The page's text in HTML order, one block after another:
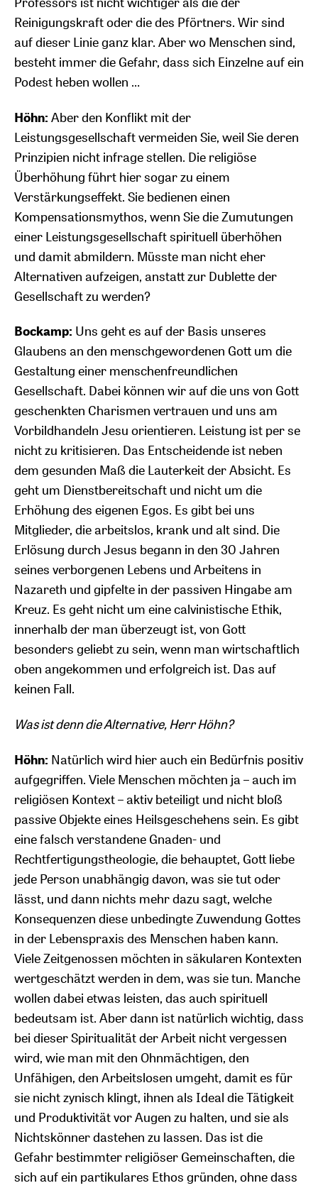
Reinigungskraft oder die des Pförtners. Wir sind
auf dieser Linie ganz klar. Aber wo Menschen sind,
besteht immer die Gefahr, dass sich Einzelne auf ein
Podest heben wollen …
Höhn: Aber den Konflikt mit der
Leistungsgesellschaft vermeiden Sie, weil Sie deren
Prinzipien nicht infrage stellen. Die religiöse
Überhöhung führt hier sogar zu einem
Verstärkungseffekt. Sie bedienen einen
Kompensationsmythos, wenn Sie die Zumutungen
einer Leistungsgesellschaft spirituell überhöhen
und damit abmildern. Müsste man nicht eher
Alternativen aufzeigen, anstatt zur Dublette der
Gesellschaft zu werden?
Bockamp: Uns geht es auf der Basis unseres
Glaubens an den menschgewordenen Gott um die
Gestaltung einer menschenfreundlichen
Gesellschaft. Dabei können wir auf die uns von Gott
geschenkten Charismen vertrauen und uns am
Vorbildhandeln Jesu orientieren. Leistung ist per se
nicht zu kritisieren. Das Entscheidende ist neben
dem gesunden Maß die Lauterkeit der Absicht. Es
geht um Dienstbereitschaft und nicht um die
Erhöhung des eigenen Egos. Es gibt bei uns
Mitglieder, die arbeitslos, krank und alt sind. Die
Erlösung durch Jesus begann in den 30 Jahren
seines verborgenen Lebens und Arbeitens in
Nazareth und gipfelte in der passiven Hingabe am
Kreuz. Es geht nicht um eine calvinistische Ethik,
innerhalb der man überzeugt ist, von Gott
besonders geliebt zu sein, wenn man wirtschaftlich
oben angekommen und erfolgreich ist. Das auf
keinen Fall.
Was ist denn die Alternative, Herr Höhn?
Höhn: Natürlich wird hier auch ein Bedürfnis positiv
aufgegriffen. Viele Menschen möchten ja – auch im
religiösen Kontext – aktiv beteiligt und nicht bloß
passive Objekte eines Heilsgeschehens sein. Es gibt
eine falsch verstandene Gnaden- und
Rechtfertigungstheologie, die behauptet, Gott liebe
jede Person unabhängig davon, was sie tut oder
lässt, und dann nichts mehr dazu sagt, welche
Konsequenzen diese unbedingte Zuwendung Gottes
in der Lebenspraxis des Menschen haben kann.
Viele Zeitgenossen möchten in säkularen Kontexten
wertgeschätzt werden in dem, was sie tun. Manche
wollen dabei etwas leisten, das auch spirituell
bedeutsam ist. Aber dann ist natürlich wichtig, dass
bei dieser Spiritualität der Arbeit nicht vergessen
wird, wie man mit den Ohnmächtigen, den
Unfähigen, den Arbeitslosen umgeht, damit es für
sie nicht zynisch klingt, ihnen als Ideal die Tätigkeit
und Produktivität vor Augen zu halten, und sie als
Nichtskönner dastehen zu lassen. Das ist die
Gefahr bestimmter religiöser Gemeinschaften, die
sich auf ein partikulares Ethos gründen, ohne dass